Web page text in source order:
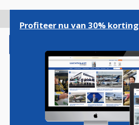
gaan
Magazine Podcasts
Profiteer nu van 30% korting